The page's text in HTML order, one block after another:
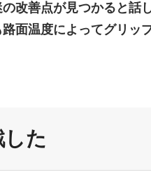
改善点が見つかると話
面温度によってグリッ
た